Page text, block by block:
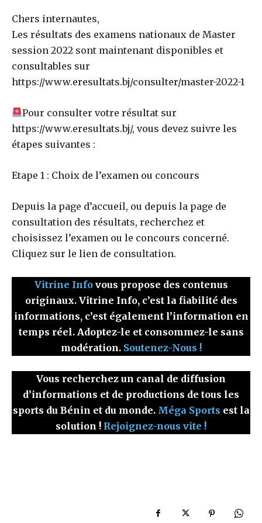
Chers internautes,
Les résultats des examens nationaux de Master
session 2022 sont maintenant disponibles et
consultables sur
https://www.eresultats.bj/consulter/master-2022-1
Pour consulter votre résultat sur
https://www.eresultats.bj/, vous devez suivre les
étapes suivantes :
Etape 1 : Choix de l’examen ou concours
Depuis la page d’accueil, ou depuis la page de
consultation des résultats, recherchez et
choisissez l’examen ou le concours concerné.
Cliquez sur le lien de consultation.
Vitrine Infovous propose des contenus
originaux. Vitrine Info, c’est la fiabilité des
informations, c’est également l’information en
temps réel. Adoptez-le et consommez-le sans
modération. Soutenez-Nous !
Vous recherchez un canal de diffusion
d’informations et de productions de tous les
sports du Bénin et du monde. Méga Sports est la
solution ! Rejoignez-nous vite !